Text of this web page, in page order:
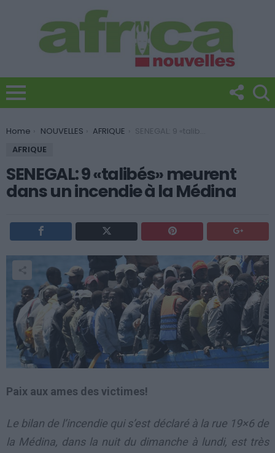
You are here:
Home NOUVELLES AFRIQUE
SENEGAL: 9 «talibés» meurent dans un incendie à la Médina
AFRIQUE
SENEGAL: 9 «talibés» meurent
dans un incendie à la Médina
Paix aux ames des victimes!
Le bilan de l’incendie qui s’est déclaré à la rue 19×6 de
la Médina, dans la nuit du dimanche à lundi, est très